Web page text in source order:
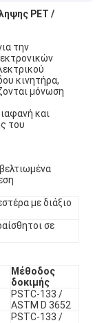
PET /
την
κινητήρα,
μόνωση
και
του
με διάξιο
σε
Μέθοδος
δοκιμής
PSTC-133 /
ASTM D 3652
PSTC-133 /